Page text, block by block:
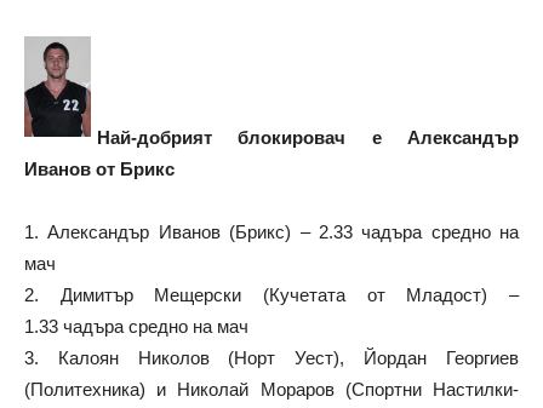
Най-добрият блокировач е Александър
Иванов от Брикс
1. Александър Иванов (Брикс) – 2.33 чадъра средно на
мач
2. Димитър Мещерски (Кучетата от Младост) –
1.33 чадъра средно на мач
3. Калоян Николов (Норт Уест), Йордан Георгиев
(Политехника) и Николай Мораров (Спортни Настилки-